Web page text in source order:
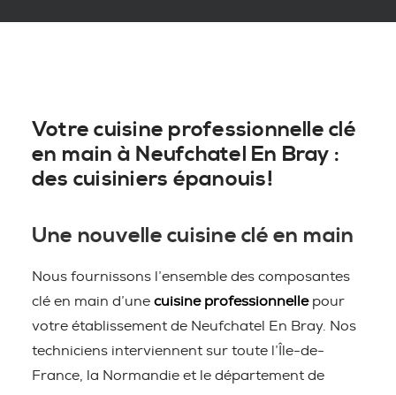
Votre cuisine professionnelle clé
en main à Neufchatel En Bray :
des cuisiniers épanouis!
Une nouvelle cuisine clé en main
Nous fournissons l’ensemble des composantes
clé en main d’une cuisine professionnellepour
votre établissement de Neufchatel En Bray. Nos
techniciens interviennent sur toute l’Île-de-
France, la Normandie et le département de